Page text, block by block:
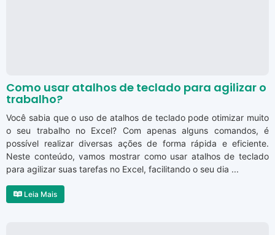
Como usar atalhos de teclado para agilizar o
trabalho?
Você sabia que o uso de atalhos de teclado pode otimizar muito
o seu trabalho no Excel? Com apenas alguns comandos, é
possível realizar diversas ações de forma rápida e eficiente.
Neste conteúdo, vamos mostrar como usar atalhos de teclado
para agilizar suas tarefas no Excel, facilitando o seu dia ...
Leia Mais